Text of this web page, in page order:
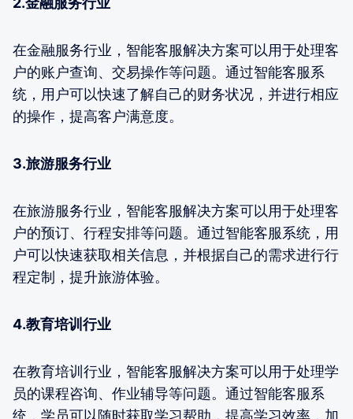
在金融服务行业，智能客服解决方案可以用于处理客
户的账户查询、交易操作等问题。通过智能客服系
统，用户可以快速了解自己的财务状况，并进行相应
的操作，提高客户满意度。
3.旅游服务行业
在旅游服务行业，智能客服解决方案可以用于处理客
户的预订、行程安排等问题。通过智能客服系统，用
户可以快速获取相关信息，并根据自己的需求进行行
程定制，提升旅游体验。
4.教育培训行业
在教育培训行业，智能客服解决方案可以用于处理学
员的课程咨询、作业辅导等问题。通过智能客服系
统，学员可以随时获取学习帮助，提高学习效率，加